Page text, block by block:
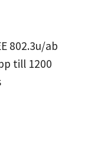
802.3u/ab
till 1200